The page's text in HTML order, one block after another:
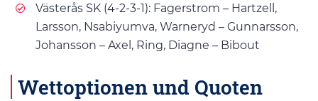
Västerås SK (4-2-3-1): Fagerstrom – Hartzell,
Larsson, Nsabiyumva, Warneryd – Gunnarsson,
Johansson – Axel, Ring, Diagne – Bibout
Wettoptionen und Quoten